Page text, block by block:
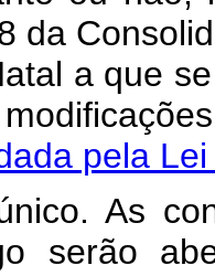
da
a que
pela
As
serão